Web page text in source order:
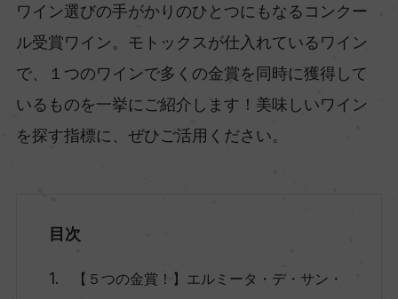
ワイン選びの手がかりのひとつにもなるコンクー
ル受賞ワイン。モトックスが仕入れているワイン
で、１つのワインで多くの金賞を同時に獲得して
いるものを一挙にご紹介します！美味しいワイン
を探す指標に、ぜひご活用ください。
目次
【５つの金賞！】エルミータ・デ・サン・